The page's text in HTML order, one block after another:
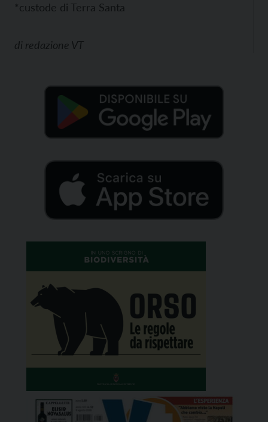
*custode di Terra Santa
di redazione VT